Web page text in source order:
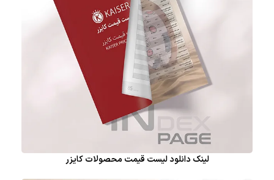
لینک دانلود لیست قیمت محصولات کایزر